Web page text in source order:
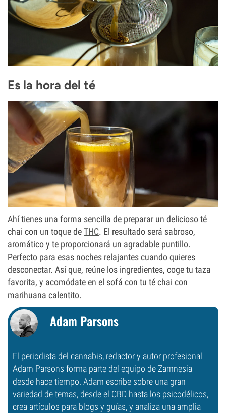
Es la hora del té
Ahí tienes una forma sencilla de preparar un delicioso té
chai con un toque deTHC. El resultado será sabroso,
aromático y te proporcionará un agradable puntillo.
Perfecto para esas noches relajantes cuando quieres
desconectar. Así que, reúne los ingredientes, coge tu taza
favorita, y acomódate en el sofá con tu té chai con
marihuana calentito.
Adam Parsons
El periodista del cannabis, redactor y autor profesional
Adam Parsons forma parte del equipo de Zamnesia
desde hace tiempo. Adam escribe sobre una gran
variedad de temas, desde el CBD hasta los psicodélicos,
crea artículos para blogs y guías, y analiza una amplia